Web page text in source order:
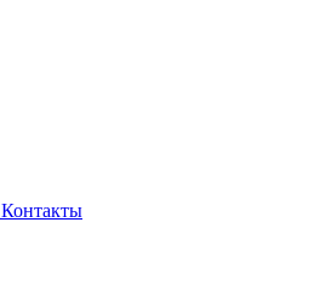
Контакты